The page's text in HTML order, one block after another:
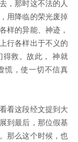
，那时这不法的人
用降临的荣光废掉
样的异能、神迹，
行各样出于不义的
得救。故此， 神就
慌，使一切不信真
看这段经文提到大
到最后，那位假基
那么这个时候，也